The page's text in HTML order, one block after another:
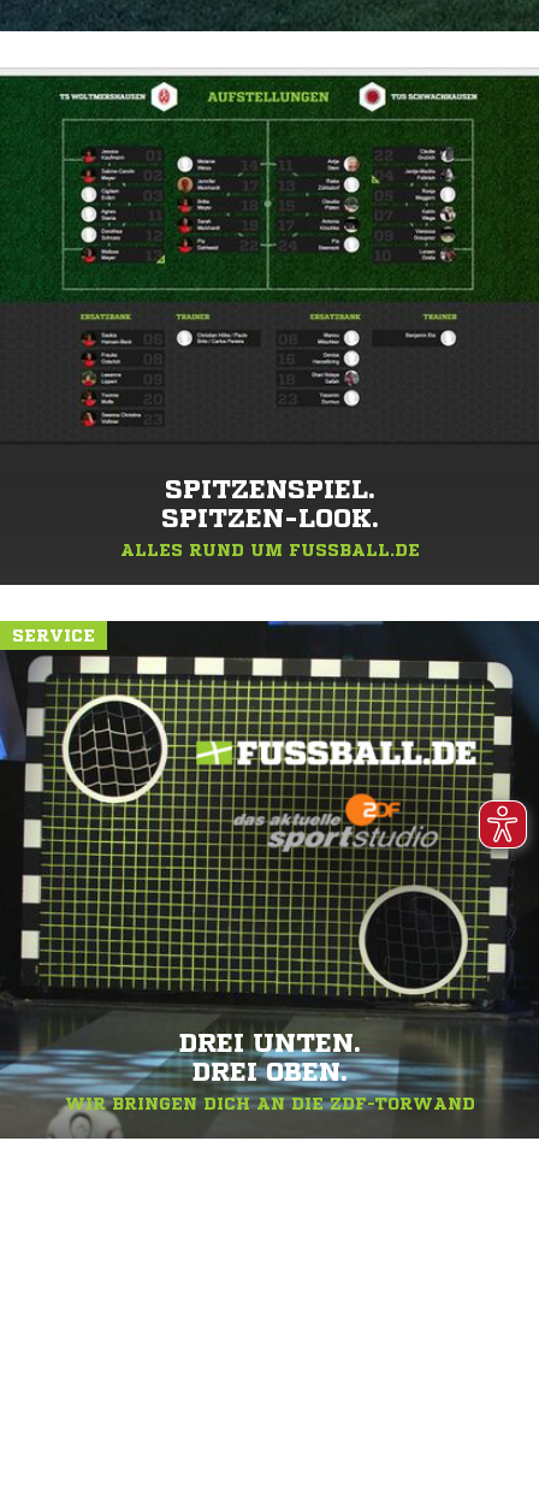
SPITZENSPIEL.
SPITZEN-LOOK.
ALLES RUND UM FUSSBALL.DE
SERVICE
DREI UNTEN.
DREI OBEN.
WIR BRINGEN DICH AN DIE ZDF-TORWAND